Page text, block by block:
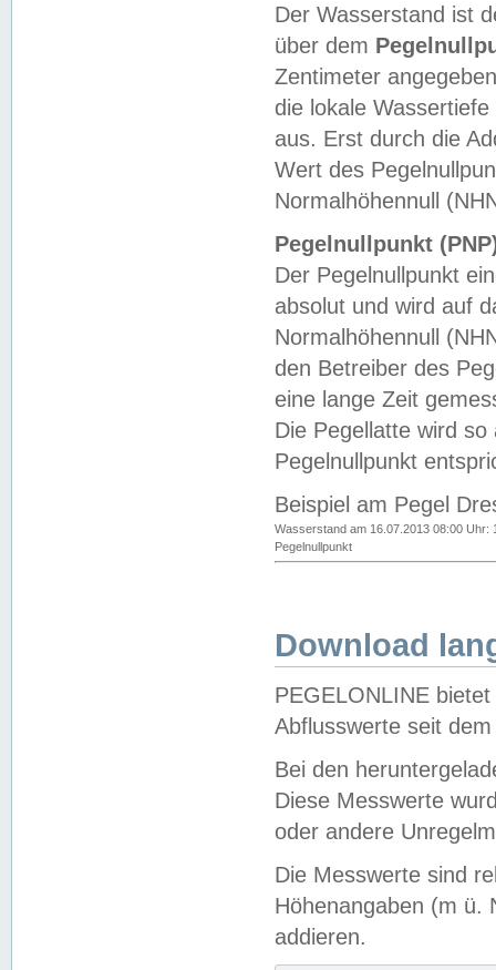
Der Wasserstand ist
über dem
Zentimeter
die lokale
aus. Erst durch die
Wert des
Normalhöhennull
Pegelnullpunkt
Der Pegelnullpunkt
absolut und wird auf
Normalhöhennull
den Betreiber des
eine lange Zeit
Die Pegellatte wird
Pegelnullpunkt
Beispiel am Pegel
Wasserstand am 16.07.2013 08:00 Uhr:
Pegelnullpunkt
Download
PEGELONLINE
Abflusswerte seit
Bei den
Diese Messwerte
oder andere
Die Messwerte sind
Höhenangaben (m ü.
addieren.